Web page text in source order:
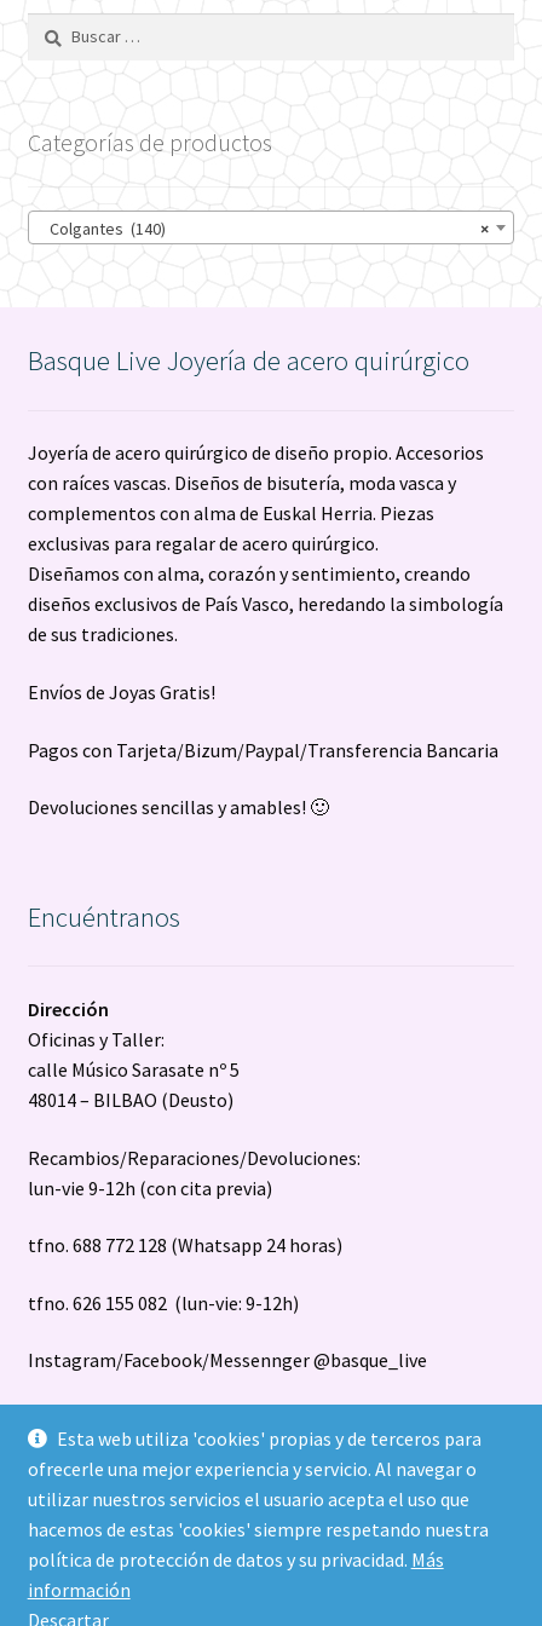
Esta web utiliza 'cookies' propias y de terceros para
ofrecerle una mejor experiencia y servicio. Al navegar o
utilizar nuestros servicios el usuario acepta el uso que
hacemos de estas 'cookies' siempre respetando nuestra
política de protección de datos y su privacidad. Más
información
Descartar
opciones
pueden
elegir
en
la
página
producto
Buscar:
Categorías de productos
×
Colgantes (140)
Basque Live Joyería de acero quirúrgico
Joyería de acero quirúrgico de diseño propio. Accesorios
con raíces vascas. Diseños de bisutería, moda vasca y
complementos con alma de Euskal Herria. Piezas
exclusivas para regalar de acero quirúrgico.
Diseñamos con alma, corazón y sentimiento, creando
diseños exclusivos de País Vasco, heredando la simbología
de sus tradiciones.
Envíos de Joyas Gratis!
Pagos con Tarjeta/Bizum/Paypal/Transferencia Bancaria
Devoluciones sencillas y amables! 🙂
Encuéntranos
Dirección
Oficinas y Taller:
calle Músico Sarasate nº 5
48014 – BILBAO (Deusto)
Recambios/Reparaciones/Devoluciones:
lun-vie 9-12h (con cita previa)
tfno. 688 772 128 (Whatsapp 24 horas)
tfno. 626 155 082 (lun-vie: 9-12h)
Instagram/Facebook/Messennger @basque_live
© Basque Live S.L. todos los diseños registrados
Política de privacidad